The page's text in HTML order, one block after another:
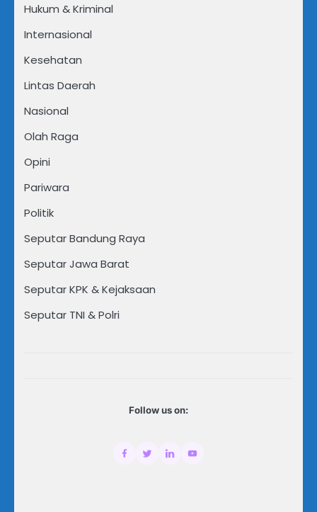
Hukum & Kriminal
Internasional
Kesehatan
Lintas Daerah
Nasional
Olah Raga
Opini
Pariwara
Politik
Seputar Bandung Raya
Seputar Jawa Barat
Seputar KPK & Kejaksaan
Seputar TNI & Polri
Follow us on: